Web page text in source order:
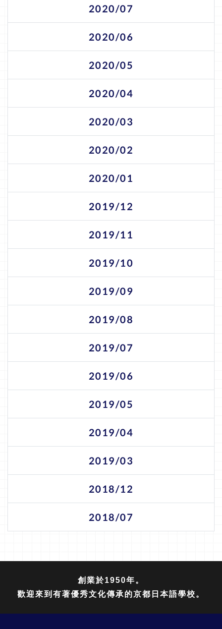
2020/07
2020/06
2020/05
2020/04
2020/03
2020/02
2020/01
2019/12
2019/11
2019/10
2019/09
2019/08
2019/07
2019/06
2019/05
2019/04
2019/03
2018/12
2018/07
創業於1950年。
歡迎來到有著優秀文化傳承的京都日本語學校。